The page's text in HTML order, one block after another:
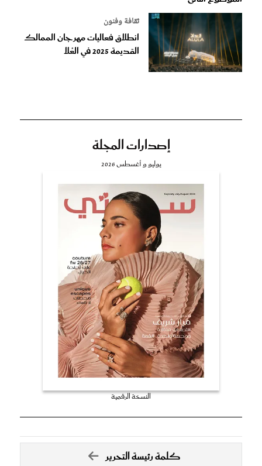
ثقافة وفنون
انطلاق فعاليات مهرجان الممالك
القديمة 2025 في العُلا
إصدارات المجلة
يوليو و أغسطس 2026
النسخة الرقمية
كلمة رئيسة التحرير